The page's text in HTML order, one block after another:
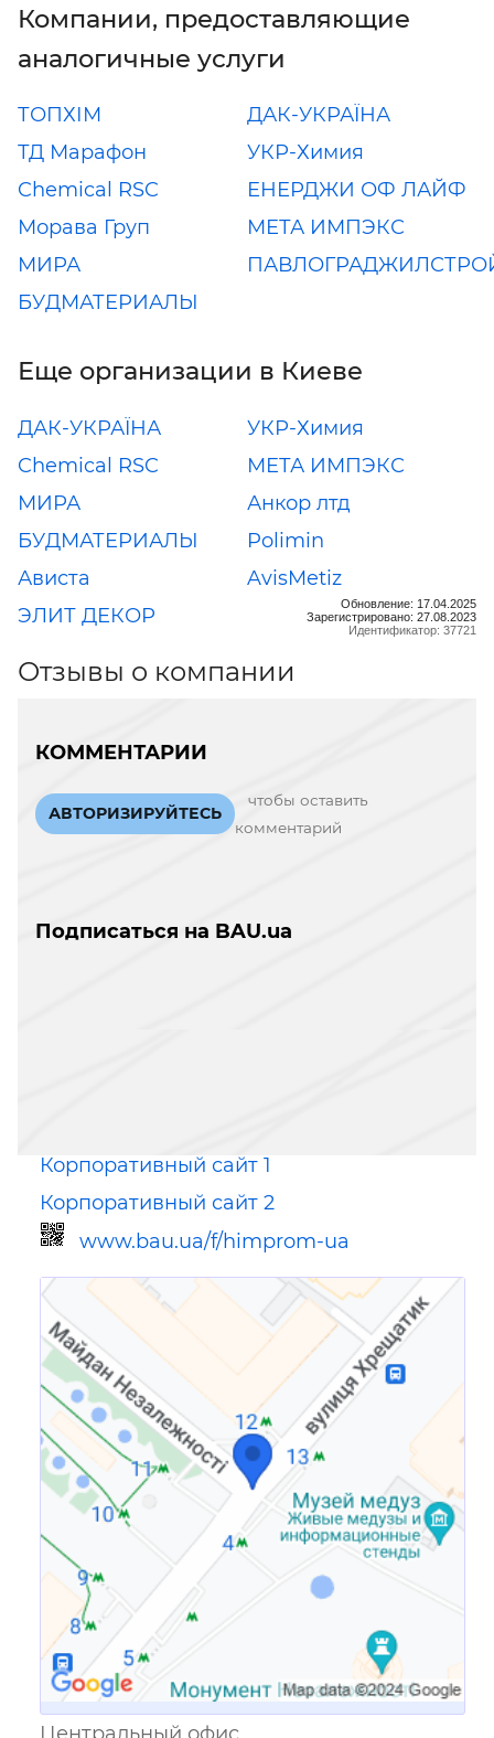
Компании, предоставляющие
аналогичные услуги
ТОПХІМ
ДАК-УКРАЇНА
ТД Марафон
УКР-Химия
Chemical RSC
ЕНЕРДЖИ ОФ ЛАЙФ
Морава Груп
МЕТА ИМПЭКС
МИРА
БУДМАТЕРИАЛЫ
Еще организации в Киеве
ДАК-УКРАЇНА
УКР-Химия
Chemical RSC
МЕТА ИМПЭКС
МИРА
БУДМАТЕРИАЛЫ
Анкор лтд
Polimin
Ависта
AvisMetiz
ЭЛИТ ДЕКОР
Обновление: 17.04.2025
Зарегистрировано: 27.08.2023
Идентификатор: 37721
Отзывы о компании
КОММЕНТАРИИ
АВТОРИЗИРУЙТЕСЬ
чтобы оставить
комментарий
Подписаться на BAU.ua
Корпоративный сайт 1
Корпоративный сайт 2
www.bau.ua/f/himprom-ua
Ссылка для мобильных устройств